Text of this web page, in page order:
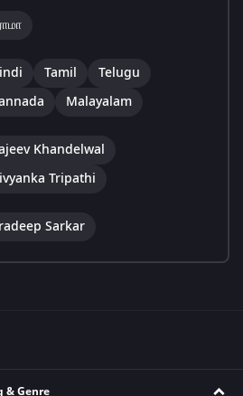
Tamil
Telugu
Malayalam
Khandelwal
Tripathi
Sarkar
& Genre